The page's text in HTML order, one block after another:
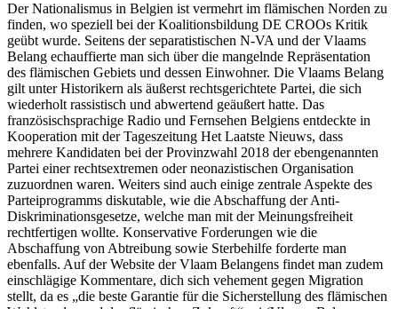
Der Nationalismus in Belgien ist vermehrt im flämischen Norden zu
finden, wo speziell bei der Koalitionsbildung DE CROOs Kritik
geübt wurde. Seitens der separatistischen N-VA und der Vlaams
Belang echauffierte man sich über die mangelnde Repräsentation
des flämischen Gebiets und dessen Einwohner. Die Vlaams Belang
gilt unter Historikern als äußerst rechtsgerichtete Partei, die sich
wiederholt rassistisch und abwertend geäußert hatte. Das
französischsprachige Radio und Fernsehen Belgiens entdeckte in
Kooperation mit der Tageszeitung Het Laatste Nieuws, dass
mehrere Kandidaten bei der Provinzwahl 2018 der ebengenannten
Partei einer rechtsextremen oder neonazistischen Organisation
zuzuordnen waren. Weiters sind auch einige zentrale Aspekte des
Parteiprogramms diskutable, wie die Abschaffung der Anti-
Diskriminationsgesetze, welche man mit der Meinungsfreiheit
rechtfertigen wollte. Konservative Forderungen wie die
Abschaffung von Abtreibung sowie Sterbehilfe forderte man
ebenfalls. Auf der Website der Vlaam Belangens findet man zudem
einschlägige Kommentare, dich sich vehement gegen Migration
stellt, da es „die beste Garantie für die Sicherstellung des flämischen